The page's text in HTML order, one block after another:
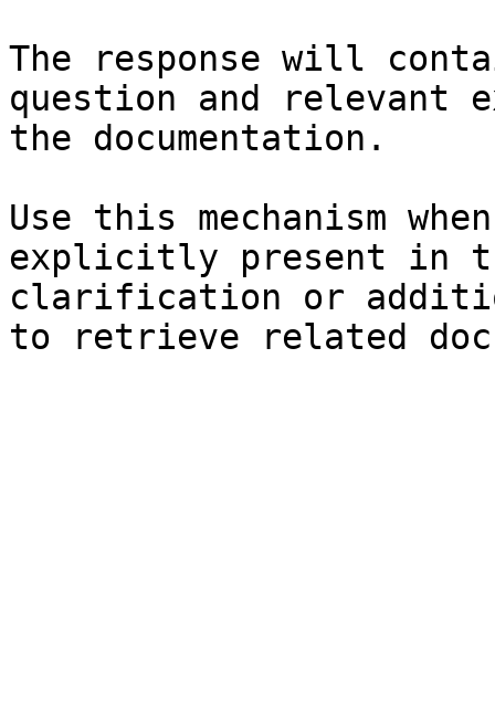
The response will
question and relevant
the documentation.
Use this mechanism
explicitly present in
clarification or